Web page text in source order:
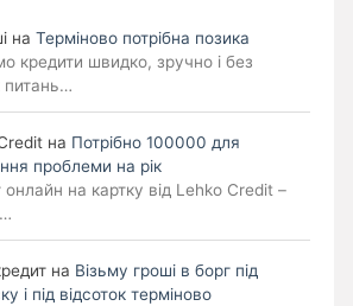
на Терміново потрібна позика
кредити швидко, зручно і без
питань…
на Потрібно 100000 для
проблеми на рік
онлайн на картку від Lehko Credit –
на Візьму гроші в борг під
і під відсоток терміново